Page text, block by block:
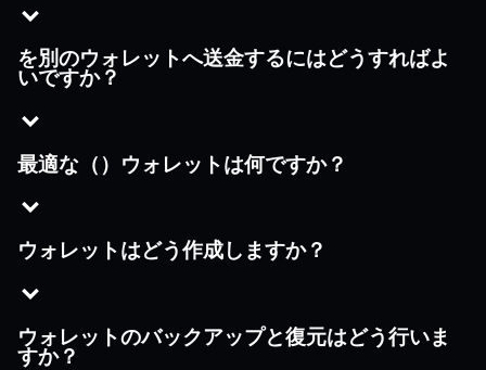
を別のウォレットへ送金するにはどうすればよ
いですか？
最適な（）ウォレットは何ですか？
ウォレットはどう作成しますか？
ウォレットのバックアップと復元はどう行いま
すか？